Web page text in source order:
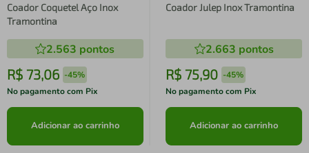
Coador Coquetel Aço Inox
Tramontina
2.563 pontos
R$ 73,06 -45%
No pagamento com Pix
Adicionar ao carrinho
Coador Julep Inox Tramontina
2.663 pontos
R$ 75,90 -45%
No pagamento com Pix
Adicionar ao carrinho